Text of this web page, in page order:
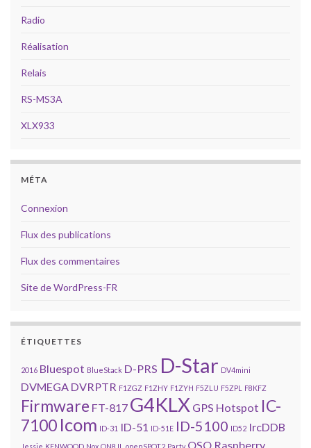
Radio
Réalisation
Relais
RS-MS3A
XLX933
MÉTA
Connexion
Flux des publications
Flux des commentaires
Site de WordPress-FR
ÉTIQUETTES
2016 Bluespot BlueStack D-PRS D-Star DV4mini
DVMEGA DVRPTR F1ZGZ F1ZHY F1ZYH F5ZLU F5ZPL F8KFZ
Firmware FT-817 G4KLX GPS Hotspot IC-
7100 Icom ID-31 ID-51 ID-51E ID-5100 ID52 IrcDDB
QSO Raspberry